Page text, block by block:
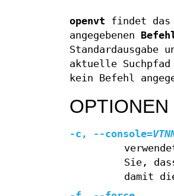
openvt findet das
angegebenen
Standardausgabe
aktuelle Suchpfad
kein Befehl
OPTIONEN
-c , --console=
Sie,
damit